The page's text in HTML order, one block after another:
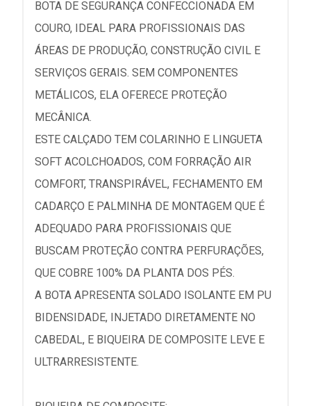
BOTA DE SEGURANÇA CONFECCIONADA EM
COURO, IDEAL PARA PROFISSIONAIS DAS
ÁREAS DE PRODUÇÃO, CONSTRUÇÃO CIVIL E
SERVIÇOS GERAIS. SEM COMPONENTES
METÁLICOS, ELA OFERECE PROTEÇÃO
MECÂNICA.
ESTE CALÇADO TEM COLARINHO E LINGUETA
SOFT ACOLCHOADOS, COM FORRAÇÃO AIR
COMFORT, TRANSPIRÁVEL, FECHAMENTO EM
CADARÇO E PALMINHA DE MONTAGEM QUE É
ADEQUADO PARA PROFISSIONAIS QUE
BUSCAM PROTEÇÃO CONTRA PERFURAÇÕES,
QUE COBRE 100% DA PLANTA DOS PÉS.
A BOTA APRESENTA SOLADO ISOLANTE EM PU
BIDENSIDADE, INJETADO DIRETAMENTE NO
CABEDAL, E BIQUEIRA DE COMPOSITE LEVE E
ULTRARRESISTENTE.